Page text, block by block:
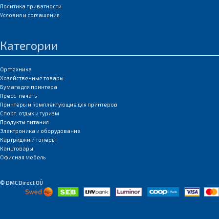
Политика приватности
Условия и соглашения
Категории
Оргтехника
Хозяйственные товары
Бумага для принтера
Пресс-печать
Принтеры и комплектующие для принтеров
Спорт, отдых и туризм
Продукты питания
Электроника и оборудование
Картриджи и тонеры
Канцтовары
Офисная мебель
© DMC Direct OÜ